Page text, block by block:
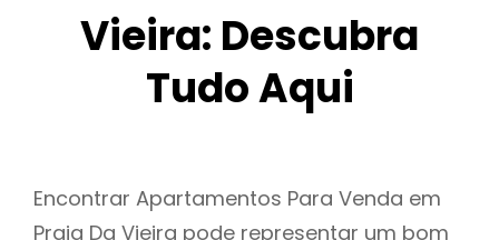
Vieira: Descubra
Tudo Aqui
Encontrar Apartamentos Para Venda em
Praia Da Vieira pode representar um bom